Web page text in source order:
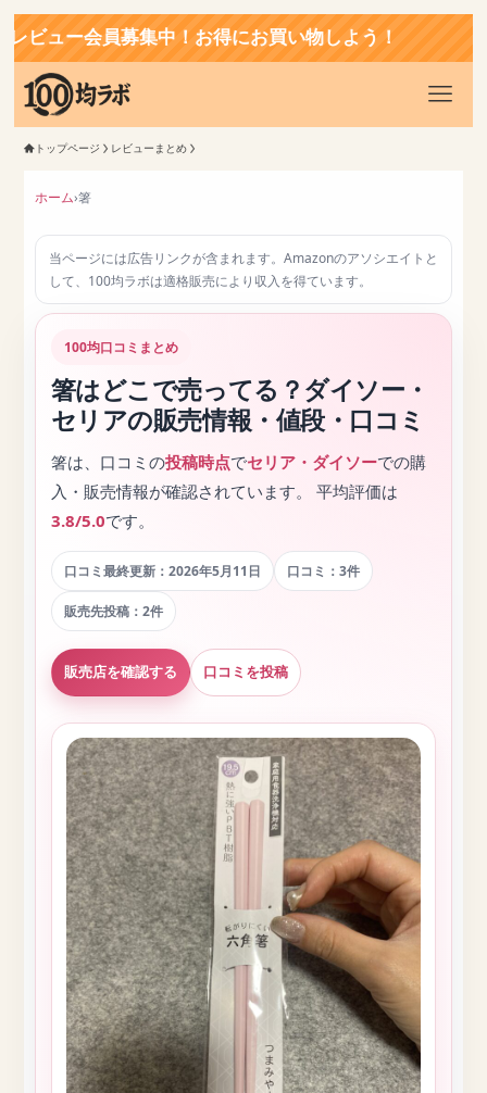
集中！お得にお買い物しよう！
トップページ レビューまとめ
ホーム›箸
当ページには広告リンクが含まれます。Amazonのアソシエイトと
して、100均ラボは適格販売により収入を得ています。
100均口コミまとめ
箸はどこで売ってる？ダイソー・
セリアの販売情報・値段・口コミ
箸は、口コミの投稿時点でセリア・ダイソーでの購
入・販売情報が確認されています。 平均評価は
3.8/5.0です。
口コミ最終更新：2026年5月11日 口コミ：3件
販売先投稿：2件
販売店を確認する 口コミを投稿